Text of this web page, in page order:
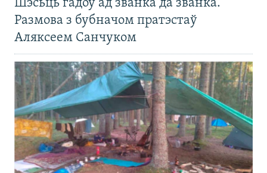
Шэсьць гадоў ад званка да званка.
Размова з бубначом пратэстаў
Аляксеем Санчуком